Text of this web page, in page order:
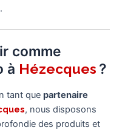
comme
à Hézecques ?
tant que partenaire
, nous disposons
des produits et